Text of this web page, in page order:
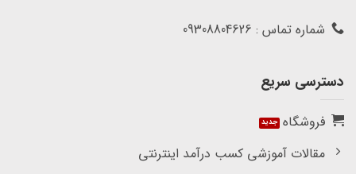
شماره تماس : 09308804626
دسترسی سریع
فروشگاه
مقالات آموزشی کسب درآمد اینترنتی